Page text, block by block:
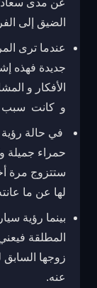
الضيق إلى
عندما ترى
جديدة فهذه
الأفكار و
و كانت سبب
في حالة رؤية
حمراء جميلة
ستتزوج مرة
لها عن ما
بينما رؤية
المطلقة
زوجها
عنه.